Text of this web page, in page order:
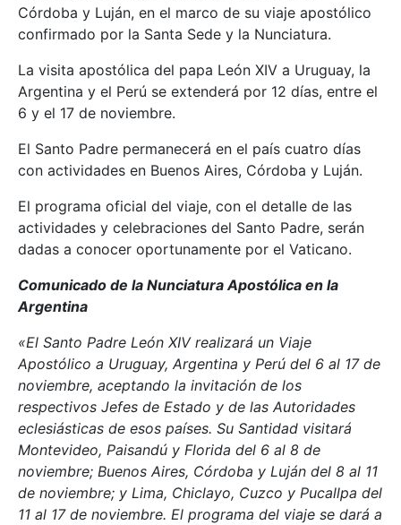
Córdoba y Luján, en el marco de su viaje apostólico
confirmado por la Santa Sede y la Nunciatura.
La visita apostólica del papa León XIV a Uruguay, la
Argentina y el Perú se extenderá por 12 días, entre el
6 y el 17 de noviembre.
El Santo Padre permanecerá en el país cuatro días
con actividades en Buenos Aires, Córdoba y Luján.
El programa oficial del viaje, con el detalle de las
actividades y celebraciones del Santo Padre, serán
dadas a conocer oportunamente por el Vaticano.
Comunicado de la Nunciatura Apostólica en la
Argentina
«El Santo Padre León XIV realizará un Viaje
Apostólico a Uruguay, Argentina y Perú del 6 al 17 de
noviembre, aceptando la invitación de los
respectivos Jefes de Estado y de las Autoridades
eclesiásticas de esos países. Su Santidad visitará
Montevideo, Paisandú y Florida del 6 al 8 de
noviembre; Buenos Aires, Córdoba y Luján del 8 al 11
de noviembre; y Lima, Chiclayo, Cuzco y Pucallpa del
11 al 17 de noviembre. El programa del viaje se dará a